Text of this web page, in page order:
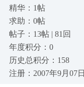
精华：1帖
求助：0帖
帖子：13帖 | 81回
年度积分：0
历史总积分：158
注册：2007年9月07日